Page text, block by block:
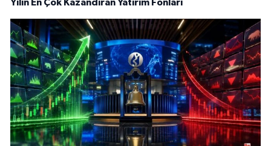
Yılın En Çok Kazandıran Yatırım Fonları